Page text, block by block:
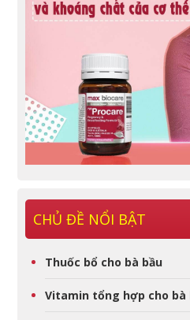
CHỦ ĐỀ NỔI BẬT
Thuốc bổ cho bà bầu
Vitamin tổng hợp cho bà